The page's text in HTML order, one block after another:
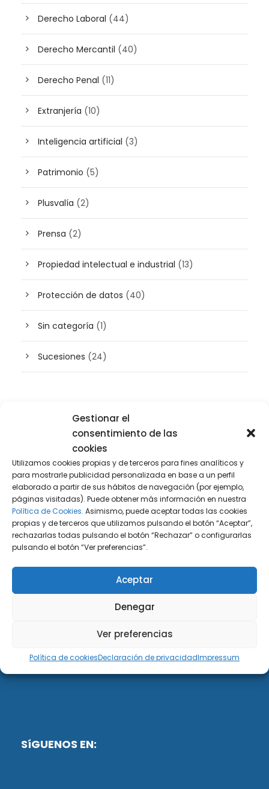
Gestionar el
consentimiento de las
cookies
Utilizamos cookies propias y de terceros para fines analíticos y
para mostrarle publicidad personalizada en base a un perfil
elaborado a partir de sus hábitos de navegación (por ejemplo,
páginas visitadas). Puede obtener más información en nuestra
Política de Cookies. Asimismo, puede aceptar todas las cookies
propias y de terceros que utilizamos pulsando el botón “Aceptar”,
rechazarlas todas pulsando el botón “Rechazar” o configurarlas
pulsando el botón “Ver preferencias”.
Aceptar
Denegar
Ver preferencias
Política de cookiesDeclaración de privacidadImpressum
Derecho Laboral (44)
Derecho Mercantil (40)
Derecho Penal (11)
Extranjería (10)
Inteligencia artificial (3)
Patrimonio (5)
Plusvalía (2)
Prensa (2)
Propiedad intelectual e industrial (13)
Protección de datos (40)
Sin categoría (1)
Sucesiones (24)
Buscador de artículos
DiG ABOGADOS
DiG Abogados es un despacho de abogados
multidisciplinar especializado en las materias de
fiscalidad y mercantil. Llevamos más de 50 años al
SíGUENOS EN: